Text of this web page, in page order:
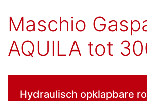
Maschio
AQUILA tot
Hydraulisch opklapbare